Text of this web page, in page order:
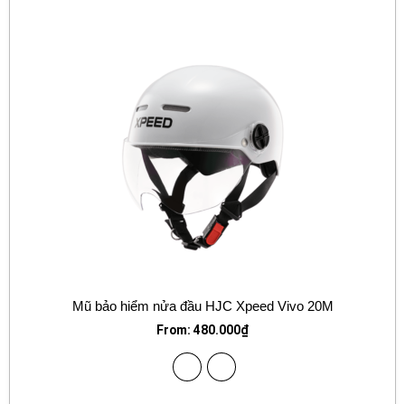
Mũ bảo hiểm nửa đầu HJC Xpeed Vivo 20M
From: 480.000₫